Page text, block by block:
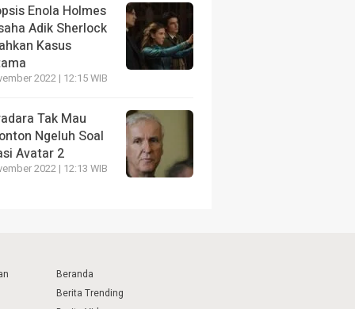
Enola Holmes
Adik Sherlock
Kasus
2022 | 12:15 WIB
Tak Mau
Ngeluh Soal
Avatar 2
2022 | 12:13 WIB
Beranda
Berita Trending